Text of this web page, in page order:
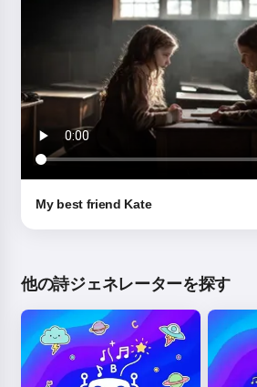
My best friend Kate
他の詩ジェネレーターを探す